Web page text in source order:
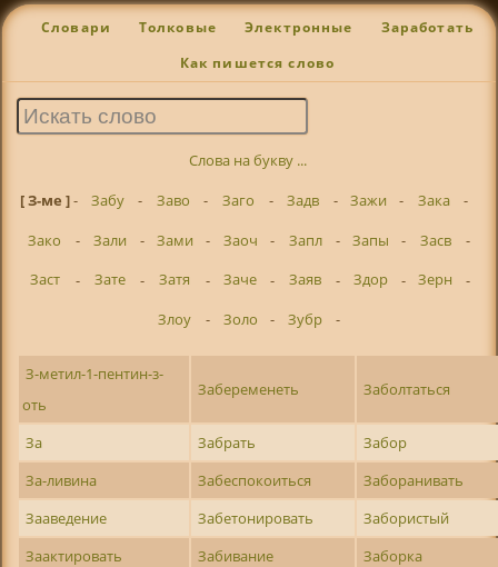
Словари Толковые Электронные Заработать
Как пишется слово
Слова на букву ...
[ З-ме ]- Забу - Заво - Заго - Задв - Зажи - Зака
-
Зако
- Зали - Зами - Заоч - Запл - Запы - Засв
-
Заст
- Зате - Затя - Заче - Заяв - Здор - Зерн
-
Злоу
- Золо - Зубр -
З-метил-1-пентин-з-
оть
Забеременеть Заболтаться
За Забрать
Забор
За-ливина
Забеспокоиться
Заборанивать
Зааведение
Забетонировать
Забористый
Заактировать
Забивание
Заборка